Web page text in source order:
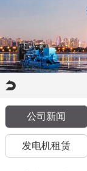
公司新闻
发电机租赁